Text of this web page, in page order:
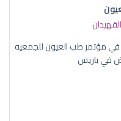
في مؤتمر طب العيون للجمعيه
في باريس